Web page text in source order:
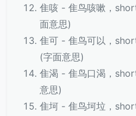
隹咳 - 隹鸟咳嗽，
面意思)
隹可 - 隹鸟可以，
(字面意思)
隹渴 - 隹鸟口渴，
意思)
隹坷 - 隹鸟坷垃，